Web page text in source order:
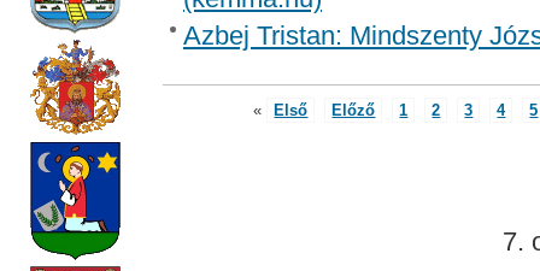
Azbej Tristan: Mindszenty
« Első Előző 1 2 3 4 5
7.